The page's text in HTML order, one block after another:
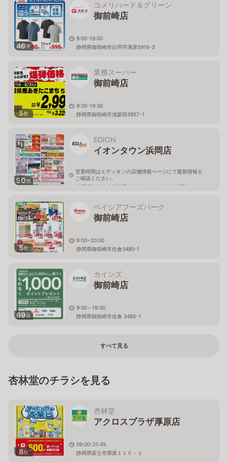
46枚
コメリハード＆グリーン
御前崎店
9:00-19:00
静岡県御前崎市白羽字薄原5916-3
5枚
業務スーパー
御前崎店
9:30-19:30
静岡県御前崎市池新田3957-1
50枚
EDION
イオンタウン浜岡店
営業時間はエディオンの店舗情報ページにて最新情報を
ご確認ください。
静岡県御前崎市池新田5942-1イオンタウン浜岡内
5枚
ベイシアフーズパーク
御前崎店
9:00~20:00
静岡県御前崎市佐倉3480-1
69枚
カインズ
御前崎店
9:30～19:30
静岡県御前崎市佐倉 3485-1
すべて見る
杏林堂のチラシを見る
8枚
杏林堂
アクロスプラザ厚原店
09:00-21:45
静岡県富士市厚原１１０－１